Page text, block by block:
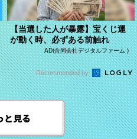
【当選した人が暴露】宝くじ運
が動く時、必ずある前触れ
AD(合同会社デジタルファーム )
Recommended by
と見る